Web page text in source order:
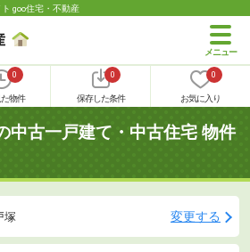
goo住宅・不動産
0
物件
0
保存した条件
0
お気に入り
中古一戸建て・中古住宅 物件
塚 変更する